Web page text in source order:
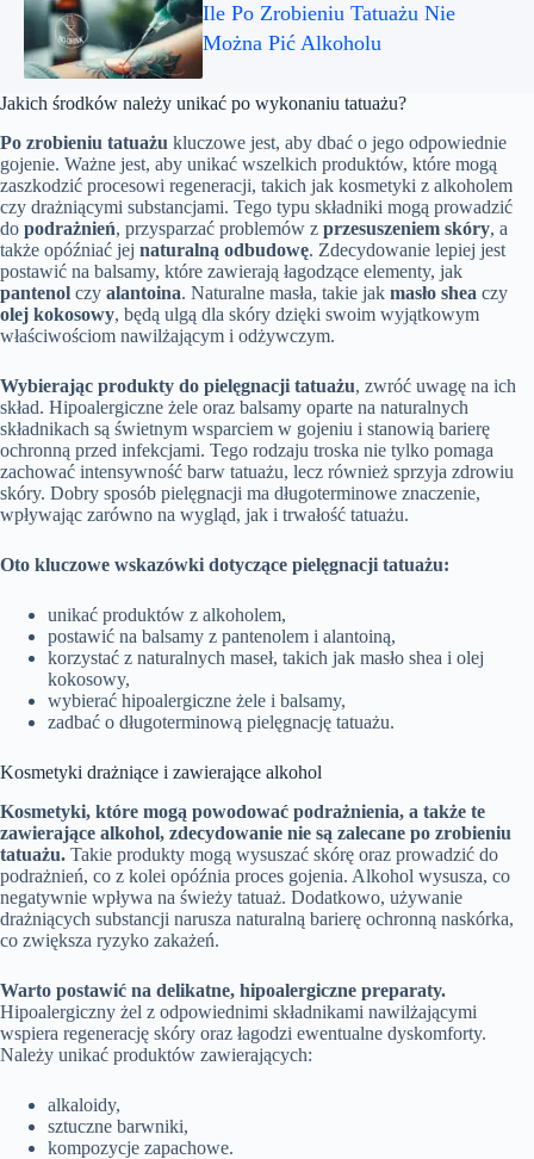
Ile Po Zrobieniu Tatuażu Nie
Można Pić Alkoholu
Jakich środków należy unikać po wykonaniu tatuażu?
Po zrobieniu tatuażu kluczowe jest, aby dbać o jego odpowiednie
gojenie. Ważne jest, aby unikać wszelkich produktów, które mogą
zaszkodzić procesowi regeneracji, takich jak kosmetyki z alkoholem
czy drażniącymi substancjami. Tego typu składniki mogą prowadzić
do podrażnień, przysparzać problemów z przesuszeniem skóry, a
także opóźniać jej naturalną odbudowę. Zdecydowanie lepiej jest
postawić na balsamy, które zawierają łagodzące elementy, jak
pantenol czy alantoina. Naturalne masła, takie jak masło shea czy
olej kokosowy, będą ulgą dla skóry dzięki swoim wyjątkowym
właściwościom nawilżającym i odżywczym.
Wybierając produkty do pielęgnacji tatuażu, zwróć uwagę na ich
skład. Hipoalergiczne żele oraz balsamy oparte na naturalnych
składnikach są świetnym wsparciem w gojeniu i stanowią barierę
ochronną przed infekcjami. Tego rodzaju troska nie tylko pomaga
zachować intensywność barw tatuażu, lecz również sprzyja zdrowiu
skóry. Dobry sposób pielęgnacji ma długoterminowe znaczenie,
wpływając zarówno na wygląd, jak i trwałość tatuażu.
Oto kluczowe wskazówki dotyczące pielęgnacji tatuażu:
unikać produktów z alkoholem,
postawić na balsamy z pantenolem i alantoiną,
korzystać z naturalnych maseł, takich jak masło shea i olej
kokosowy,
wybierać hipoalergiczne żele i balsamy,
zadbać o długoterminową pielęgnację tatuażu.
Kosmetyki drażniące i zawierające alkohol
Kosmetyki, które mogą powodować podrażnienia, a także te
zawierające alkohol, zdecydowanie nie są zalecane po zrobieniu
tatuażu. Takie produkty mogą wysuszać skórę oraz prowadzić do
podrażnień, co z kolei opóźnia proces gojenia. Alkohol wysusza, co
negatywnie wpływa na świeży tatuaż. Dodatkowo, używanie
drażniących substancji narusza naturalną barierę ochronną naskórka,
co zwiększa ryzyko zakażeń.
Warto postawić na delikatne, hipoalergiczne preparaty.
Hipoalergiczny żel z odpowiednimi składnikami nawilżającymi
wspiera regenerację skóry oraz łagodzi ewentualne dyskomforty.
Należy unikać produktów zawierających:
alkaloidy,
sztuczne barwniki,
kompozycje zapachowe.